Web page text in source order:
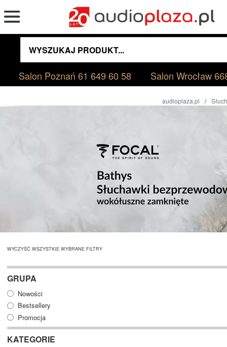
Salon Poznań61 649 60 58 Salon Wrocław
audioplaza.pl
WYCZYŚĆ WSZYSTKIE WYBRANE FILTRY
GRUPA
Nowości
Bestsellery
Promocja
KATEGORIE